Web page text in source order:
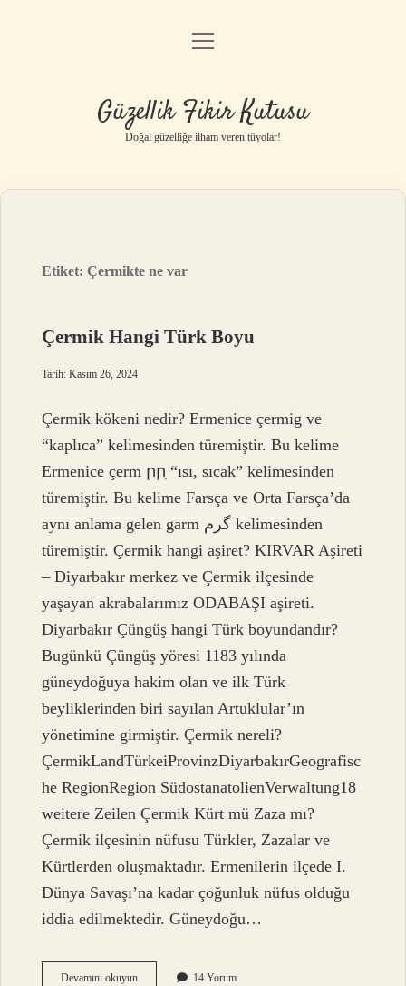
Anasayfa
Yasal Uyarı
menüyü
Güzellik Fikir Kutusu
Doğal güzelliğe ilham veren tüyolar!
Etiket:Çermikte ne var
Çermik Hangi Türk Boyu
Tarih: Kasım 26, 2024
Çermik kökeni nedir? Ermenice çermig ve
“kaplıca” kelimesinden türemiştir. Bu kelime
Ermenice çerm րրִ “ısı, sıcak” kelimesinden
türemiştir. Bu kelime Farsça ve Orta Farsça’da
aynı anlama gelen garm گرم kelimesinden
türemiştir. Çermik hangi aşiret? KIRVAR Aşireti
– Diyarbakır merkez ve Çermik ilçesinde
yaşayan akrabalarımız ODABAŞI aşireti.
Diyarbakır Çüngüş hangi Türk boyundandır?
Bugünkü Çüngüş yöresi 1183 yılında
güneydoğuya hakim olan ve ilk Türk
beyliklerinden biri sayılan Artuklular’ın
yönetimine girmiştir. Çermik nereli?
ÇermikLandTürkeiProvinzDiyarbakırGeografisc
he RegionRegion SüdostanatolienVerwaltung18
weitere Zeilen Çermik Kürt mü Zaza mı?
Çermik ilçesinin nüfusu Türkler, Zazalar ve
Kürtlerden oluşmaktadır. Ermenilerin ilçede I.
Dünya Savaşı’na kadar çoğunluk nüfus olduğu
iddia edilmektedir. Güneydoğu…
Devamını okuyunÇermik
14 Yorum